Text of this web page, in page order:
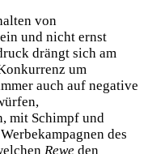
von
und nicht ernst
drängt sich am
um
auch auf negative
mit Schimpf und
des
Rewe den